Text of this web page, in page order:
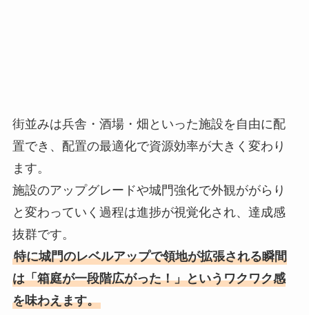
街並みは兵舎・酒場・畑といった施設を自由に配
置でき、配置の最適化で資源効率が大きく変わり
ます。
施設のアップグレードや城門強化で外観ががらり
と変わっていく過程は進捗が視覚化され、達成感
抜群です。
特に城門のレベルアップで領地が拡張される瞬間
は「箱庭が一段階広がった！」というワクワク感
を味わえます。